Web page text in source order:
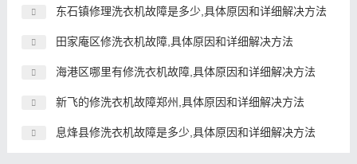
东石镇修理洗衣机故障是多少,具体原因和详细解决方法
田家庵区修洗衣机故障,具体原因和详细解决方法
海港区哪里有修洗衣机故障,具体原因和详细解决方法
新飞的修洗衣机故障郑州,具体原因和详细解决方法
息烽县修洗衣机故障是多少,具体原因和详细解决方法